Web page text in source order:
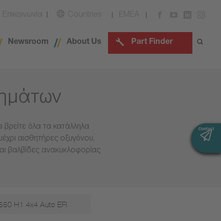
Επικοινωνία Countries EMEA
Newsroom About Us Part Finder
όλα τα κατάλληλα
αισθητήρες οξυγόνου,
βαλβίδες ανακυκλοφορίας
H1 4x4 Auto EFI
Contact
Contact